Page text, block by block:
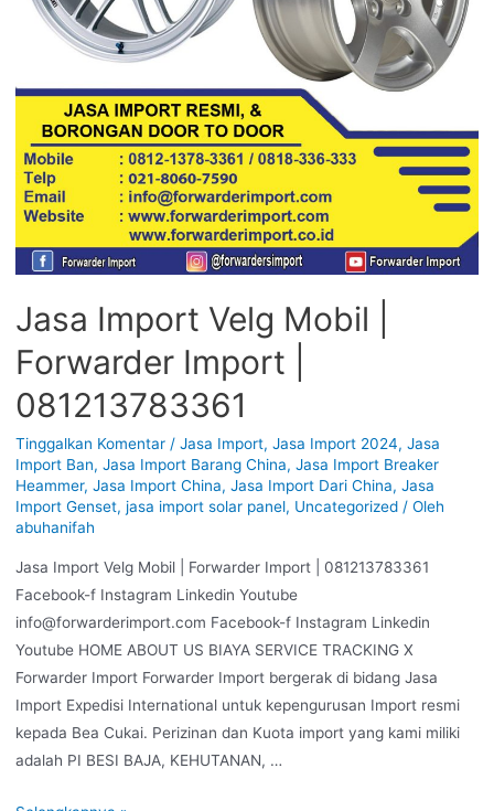
Jasa Import Velg Mobil |
Forwarder Import |
081213783361
Tinggalkan Komentar / Jasa Import, Jasa Import 2024, Jasa
Import Ban, Jasa Import Barang China, Jasa Import Breaker
Heammer, Jasa Import China, Jasa Import Dari China, Jasa
Import Genset, jasa import solar panel, Uncategorized/ Oleh
abuhanifah
Jasa Import Velg Mobil | Forwarder Import | 081213783361
Facebook-f Instagram Linkedin Youtube
info@forwarderimport.com Facebook-f Instagram Linkedin
Youtube HOME ABOUT US BIAYA SERVICE TRACKING X
Forwarder Import Forwarder Import bergerak di bidang Jasa
Import Expedisi International untuk kepengurusan Import resmi
kepada Bea Cukai. Perizinan dan Kuota import yang kami miliki
adalah PI BESI BAJA, KEHUTANAN, …